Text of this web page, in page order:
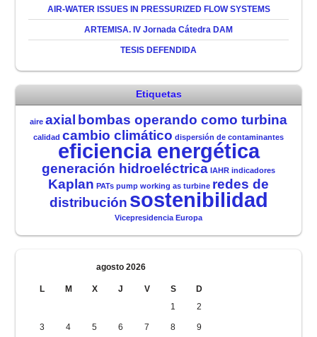
AIR-WATER ISSUES IN PRESSURIZED FLOW SYSTEMS
ARTEMISA. IV Jornada Cátedra DAM
TESIS DEFENDIDA
Etiquetas
aire axial bombas operando como turbina
calidad cambio climático dispersión de contaminantes
eficiencia energética
generación hidroeléctrica IAHR indicadores
Kaplan PATs pump working as turbine redes de
distribución sostenibilidad
Vicepresidencia Europa
agosto 2026
L M X J V S
D
1
2
3 4 5 6 7 8 9